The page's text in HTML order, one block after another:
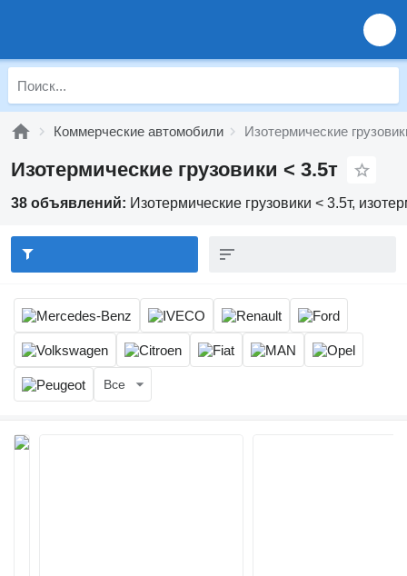
Коммерческие автомобили Изотермические
Изотермические грузовики < 3.5т
38 объявлений: Изотермические грузовики < 3.5т,
Все